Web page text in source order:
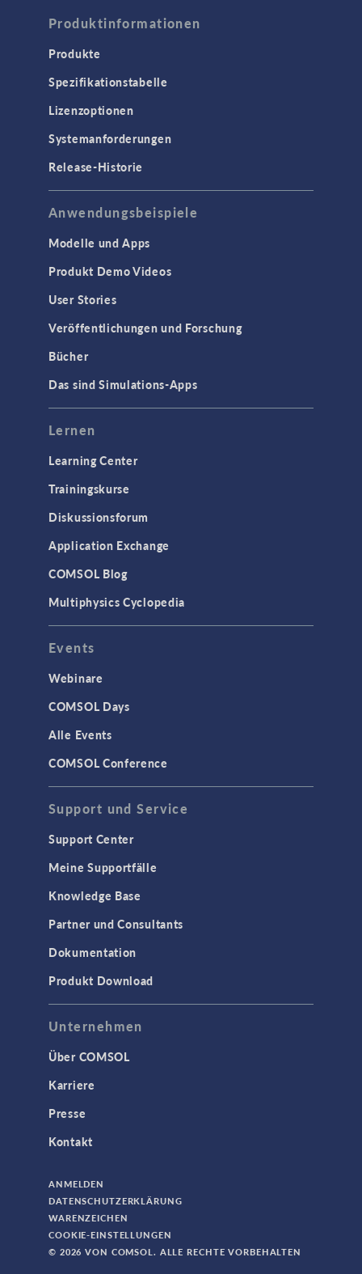
Produktinformationen
Produkte
Spezifikationstabelle
Lizenzoptionen
Systemanforderungen
Release-Historie
Anwendungsbeispiele
Modelle und Apps
Produkt Demo Videos
User Stories
Veröffentlichungen und Forschung
Bücher
Das sind Simulations-Apps
Lernen
Learning Center
Trainingskurse
Diskussionsforum
Application Exchange
COMSOL Blog
Multiphysics Cyclopedia
Events
Webinare
COMSOL Days
Alle Events
COMSOL Conference
Support und Service
Support Center
Meine Supportfälle
Knowledge Base
Partner und Consultants
Dokumentation
Produkt Download
Unternehmen
Über COMSOL
Karriere
Presse
Kontakt
ANMELDEN
DATENSCHUTZERKLÄRUNG
WARENZEICHEN
COOKIE-EINSTELLUNGEN
© 2026 VON COMSOL. ALLE RECHTE VORBEHALTEN